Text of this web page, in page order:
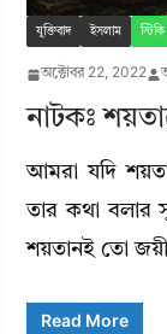
যুক্তিবাদ ইসলাম স্টিকি
অক্টোবর 22, 2022
নাটকঃ
আমরা যদি
তার কথা বলার
শয়তানই তো
Read More